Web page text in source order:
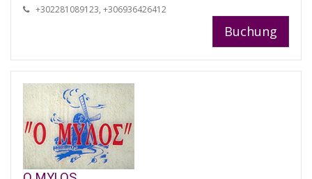
+302281089123, +306936426412
Buchung